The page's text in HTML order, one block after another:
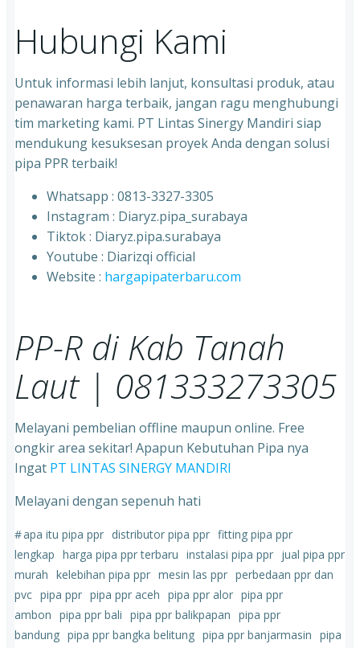
Hubungi Kami
Untuk informasi lebih lanjut, konsultasi produk, atau
penawaran harga terbaik, jangan ragu menghubungi
tim marketing kami. PT Lintas Sinergy Mandiri siap
mendukung kesuksesan proyek Anda dengan solusi
pipa PPR terbaik!
Whatsapp : 0813-3327-3305
⁠Instagram : Diaryz.pipa_surabaya
⁠Tiktok : Diaryz.pipa.surabaya
⁠Youtube : Diarizqi official
⁠Website : hargapipaterbaru.com
PP-R di Kab Tanah
Laut | 081333273305
Melayani pembelian offline maupun online. Free
ongkir area sekitar! Apapun Kebutuhan Pipa nya
Ingat PT LINTAS SINERGY MANDIRI
Melayani dengan sepenuh hati
#apa itu pipa ppr distributor pipa ppr fitting pipa ppr
lengkap harga pipa ppr terbaru instalasi pipa ppr jual pipa ppr
murah kelebihan pipa ppr mesin las ppr perbedaan ppr dan
pvc pipa ppr pipa ppr aceh pipa ppr alor pipa ppr
ambon pipa ppr bali pipa ppr balikpapan pipa ppr
bandung pipa ppr bangka belitung pipa ppr banjarmasin pipa